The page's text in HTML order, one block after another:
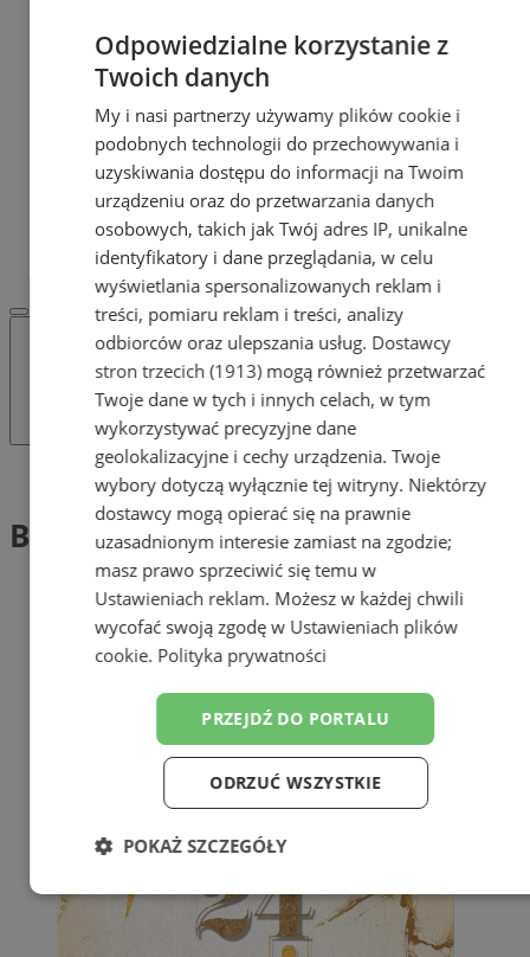
Skup - nieruchomosci.org
OGŁOSZENIA
OGŁOSZENIA
Dodaj ogłoszenie
POLECAMY
Protocol IT
Pracuj.pl - praca w Zabrzu
Praca Zabrze
REKLAMA
WSPÓŁPRACA
Tag: Bal Sportowca
Bal Sportowca (1)
Odpowiedzialne korzystanie z
Twoich danych
My i nasi partnerzy używamy plików cookie i
podobnych technologii do przechowywania i
uzyskiwania dostępu do informacji na Twoim
urządzeniu oraz do przetwarzania danych
osobowych, takich jak Twój adres IP, unikalne
identyfikatory i dane przeglądania, w celu
wyświetlania spersonalizowanych reklam i
treści, pomiaru reklam i treści, analizy
odbiorców oraz ulepszania usług. Dostawcy
stron trzecich (1913)mogą również przetwarzać
Twoje dane w tych i innych celach, w tym
wykorzystywać precyzyjne dane
geolokalizacyjne i cechy urządzenia. Twoje
wybory dotyczą wyłącznie tej witryny. Niektórzy
dostawcy mogą opierać się na prawnie
uzasadnionym interesie zamiast na zgodzie;
masz prawo sprzeciwić się temu w
Ustawieniach reklam. Możesz w każdej chwili
wycofać swoją zgodę w Ustawieniach plików
cookie. Polityka prywatności
PRZEJDŹ DO PORTALU
ODRZUĆ WSZYSTKIE
POKAŻ SZCZEGÓŁY
Niezbędne Wydajność Targetowanie